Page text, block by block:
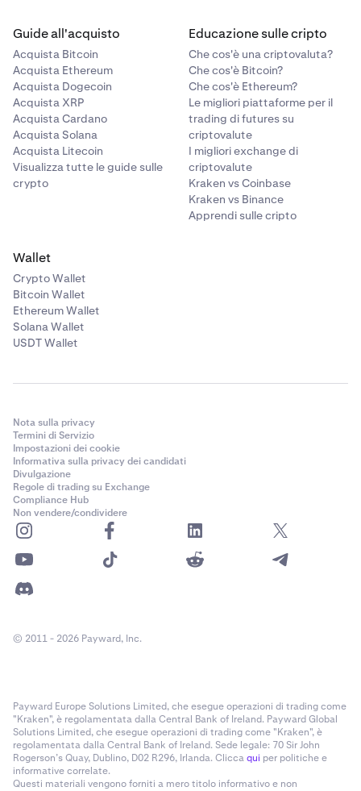
Guide all'acquisto
Acquista Bitcoin
Acquista Ethereum
Acquista Dogecoin
Acquista XRP
Acquista Cardano
Acquista Solana
Acquista Litecoin
Visualizza tutte le guide sulle
crypto
Educazione sulle cripto
Che cos'è una criptovaluta?
Che cos'è Bitcoin?
Che cos'è Ethereum?
Le migliori piattaforme per il
trading di futures su
criptovalute
I migliori exchange di
criptovalute
Kraken vs Coinbase
Kraken vs Binance
Apprendi sulle cripto
Wallet
Crypto Wallet
Bitcoin Wallet
Ethereum Wallet
Solana Wallet
USDT Wallet
Nota sulla privacy
Termini di Servizio
Impostazioni dei cookie
Informativa sulla privacy dei candidati
Divulgazione
Regole di trading su Exchange
Compliance Hub
Non vendere/condividere
© 2011 - 2026 Payward, Inc.
Payward Europe Solutions Limited, che esegue operazioni di trading come
"Kraken", è regolamentata dalla Central Bank of Ireland. Payward Global
Solutions Limited, che esegue operazioni di trading come "Kraken", è
regolamentata dalla Central Bank of Ireland. Sede legale: 70 Sir John
Rogerson’s Quay, Dublino, D02 R296, Irlanda. Cliccaqui per politiche e
informative correlate.
Questi materiali vengono forniti a mero titolo informativo e non